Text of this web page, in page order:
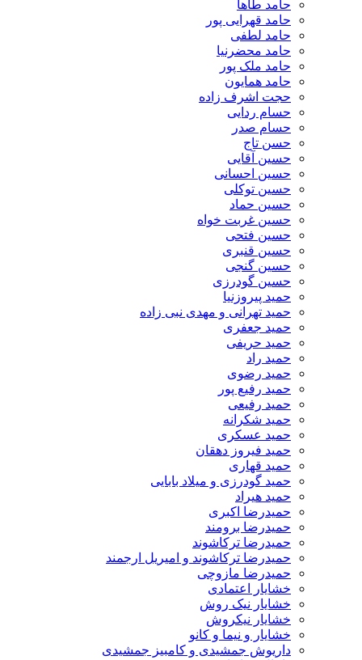
حامد طاها
حامد قهرایی پور
حامد لطفی
حامد محضرنیا
حامد ملک پور
حامد همایون
حجت اشرف زاده
حسام ردایی
حسام صدر
حسن تاج
حسین آقایی
حسین احسانی
حسین توکلی
حسین حماد
حسین غربت خواه
حسین فتحی
حسین قنبری
حسین گنجی
حسین گودرزی
حمید پیروزنیا
حمید تهرانی و مهدی نبی زاده
حمید جعفری
حمید حریفی
حمید راد
حمید رضوی
حمید رفیع پور
حمید رفیعی
حمید شکرانه
حمید عسکری
حمید فیروز دهقان
حمید قهاری
حمید گودرزی و میلاد بابایی
حمید هیراد
حمیدرضا اکبری
حمیدرضا برومند
حمیدرضا ترکاشوند
حمیدرضا ترکاشوند و امیریل ارجمند
حمیدرضا مازوچی
خشایار اعتمادی
خشایار نیک روش
خشایار نیکروش
خشایار و نیما و کانو
داریوش جمشیدی و کامبیز جمشیدی